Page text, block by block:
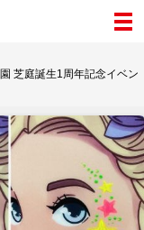
芝庭誕生1周年記念イベン